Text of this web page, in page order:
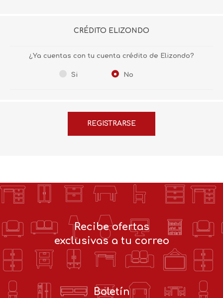
CRÉDITO ELIZONDO
¿Ya cuentas con tu cuenta crédito de Elizondo?
Si No
Recibe ofertas
exclusivas a tu correo
Boletín